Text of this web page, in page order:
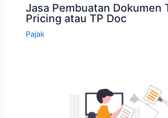
Jasa Pembuatan Dokumen
Pricing atau TP Doc
Pajak